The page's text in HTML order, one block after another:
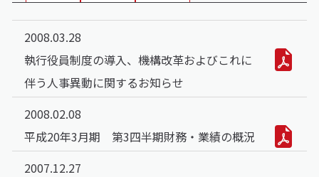
2008.03.28
執行役員制度の導入、機構改革およびこれに
伴う人事異動に関するお知らせ
2008.02.08
平成20年3月期 第3四半期財務・業績の概況
2007.12.27